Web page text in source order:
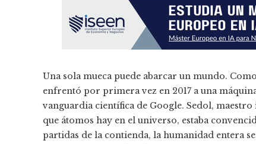
Una sola mueca puede abarcar un mundo.
enfrentó por primera vez en 2017 a una
vanguardia científica de Google. Sedol,
que átomos hay en el universo, estaba
partidas de la contienda, la humanidad entera